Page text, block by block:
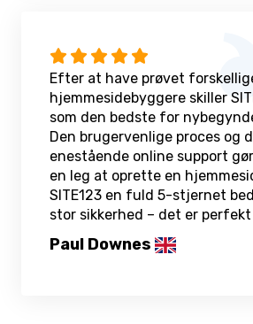
Efter at have prøvet
hjemmesidebyggere skiller
som den bedste for
Den brugervenlige proces og
enestående online support
en leg at oprette en
SITE123 en fuld 5-stjernet
stor sikkerhed – det er
Paul Downes